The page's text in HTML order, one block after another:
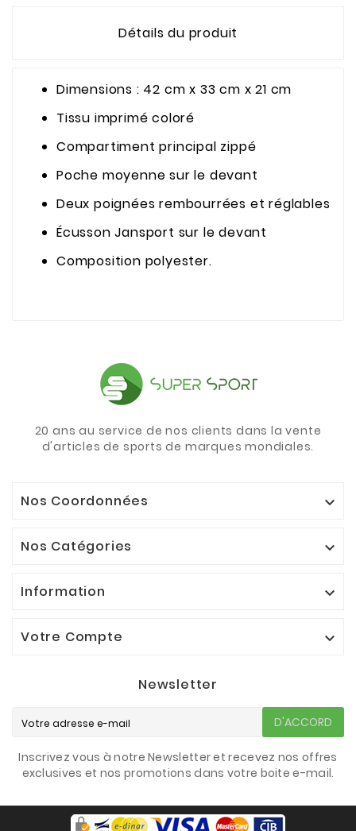
Détails du produit
Dimensions : 42 cm x 33 cm x 21 cm
Tissu imprimé coloré
Compartiment principal zippé
Poche moyenne sur le devant
Deux poignées rembourrées et réglables
Écusson Jansport sur le devant
Composition polyester.
20 ans au service de nos clients dans la vente
d'articles de sports de marques mondiales.
Nos Coordonnées 
Nos Catégories 
Information 
Votre Compte 
Newsletter
D'ACCORD
Inscrivez vous à notre Newsletter et recevez nos offres
exclusives et nos promotions dans votre boite e-mail.